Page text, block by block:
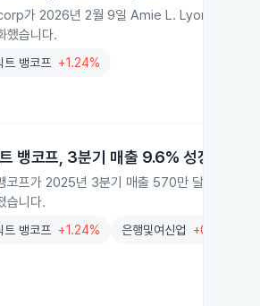
가 2026년 2월 9일 Amie L. Lyons를 사장
했습니다.
트 뱅코프 +1.24%
뱅코프, 3분기 매출 9.6% 성장·흑자
코프가 2025년 3분기 매출 570만 달러로
습니다.
트 뱅코프 +1.24% 은행및여신업 +0.58%